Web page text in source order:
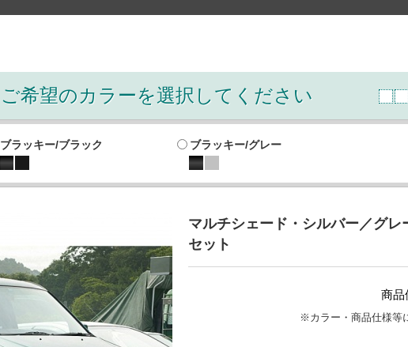
ご希望のカラーを選択してください
ブラッキー/ブラック ブラッキー/グレー
マルチシェード・シルバー／グレ
セット
商品
※カラー・商品仕様等